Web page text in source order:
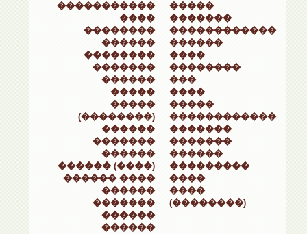
�����������
����
��������
������
��������
�������
������
�����
�����
(��������)
������
�������
������
������ (����)
������ ����
������
�������
������
������
�����
�������
������������
������
����
��������
���
����
�����
������������
�������
�������
������
���������
����
����
(��������)